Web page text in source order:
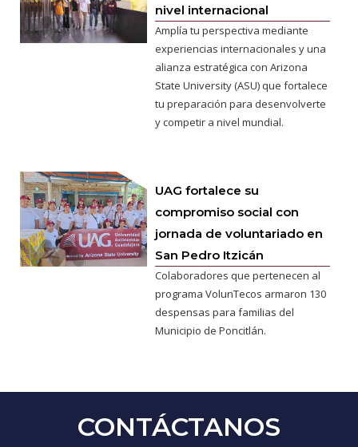
nivel internacional
Amplía tu perspectiva mediante
experiencias internacionales y una
alianza estratégica con Arizona
State University (ASU) que fortalece
tu preparación para desenvolverte
y competir a nivel mundial.
UAG fortalece su
compromiso social con
jornada de voluntariado en
San Pedro Itzicán
Colaboradores que pertenecen al
programa VolunTecos armaron 130
despensas para familias del
Municipio de Poncitlán.
CONTÁCTANOS